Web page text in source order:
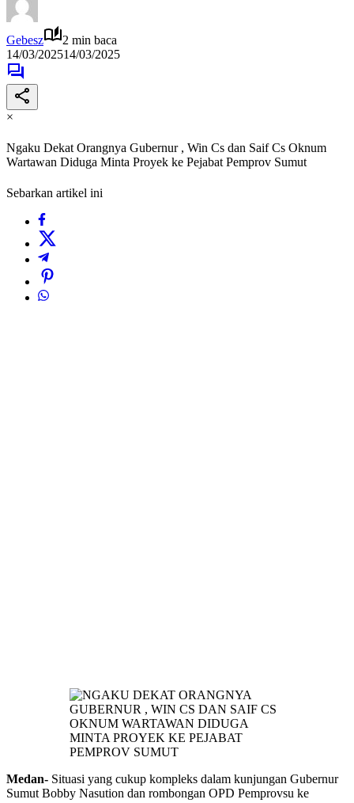
Gebesz
2 min baca
14/03/202514/03/2025
×
Ngaku Dekat Orangnya Gubernur , Win Cs dan Saif Cs Oknum
Wartawan Diduga Minta Proyek ke Pejabat Pemprov Sumut
Sebarkan artikel ini
Medan- Situasi yang cukup kompleks dalam kunjungan Gubernur
Sumut Bobby Nasution dan rombongan OPD Pemprovsu ke